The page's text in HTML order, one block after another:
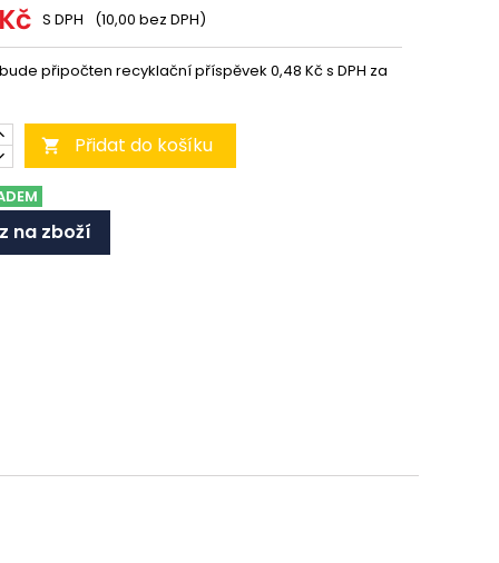
S DPH (10,00 bez DPH)
připočten recyklační příspěvek 0,48 Kč s DPH za
 Přidat do košíku
na zboží